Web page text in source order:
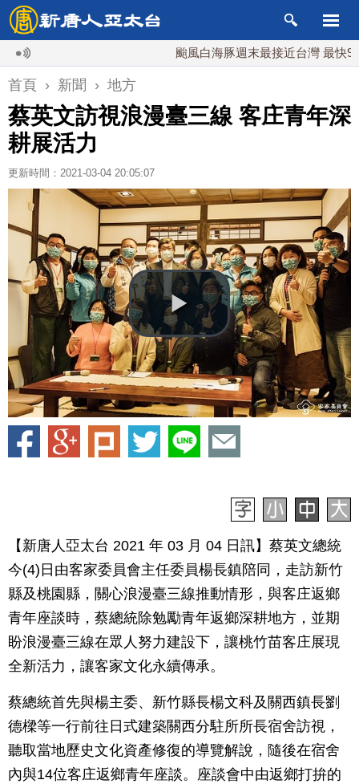
颱風白海豚週末最接近台灣 最快9日可能登
首頁 › 新聞 › 地方
蔡英文訪視浪漫臺三線 客庄青年深
耕展活力
更新時間：2021-03-04 20:05:07
【新唐人亞太台 2021 年 03 月 04 日訊】蔡英文總統
今(4)日由客家委員會主任委員楊長鎮陪同，走訪新竹
縣及桃園縣，關心浪漫臺三線推動情形，與客庄返鄉
青年座談時，蔡總統除勉勵青年返鄉深耕地方，並期
盼浪漫臺三線在眾人努力建設下，讓桃竹苗客庄展現
全新活力，讓客家文化永續傳承。
蔡總統首先與楊主委、新竹縣長楊文科及關西鎮長劉
德樑等一行前往日式建築關西分駐所所長宿舍訪視，
聽取當地歷史文化資產修復的導覽解說，隨後在宿舍
內與14位客庄返鄉青年座談。座談會中由返鄉打拚的